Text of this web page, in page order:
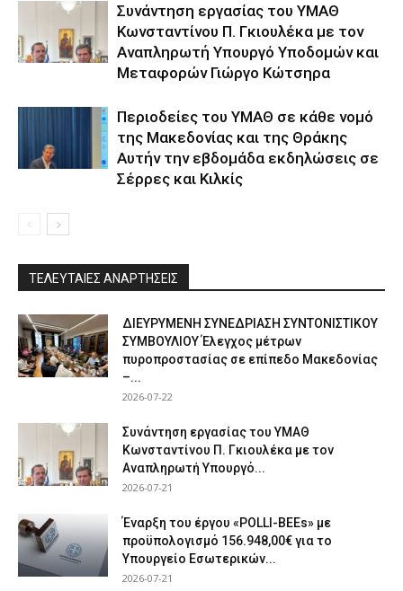
Συνάντηση εργασίας του ΥΜΑΘ
Κωνσταντίνου Π. Γκιουλέκα με τον
Αναπληρωτή Υπουργό Υποδομών και
Μεταφορών Γιώργο Κώτσηρα
Περιοδείες του ΥΜΑΘ σε κάθε νομό
της Μακεδονίας και της Θράκης
Αυτήν την εβδομάδα εκδηλώσεις σε
Σέρρες και Κιλκίς
ΤΕΛΕΥΤΑΙΕΣ ΑΝΑΡΤΗΣΕΙΣ
ΔΙΕΥΡΥΜΕΝΗ ΣΥΝΕΔΡΙΑΣΗ ΣΥΝΤΟΝΙΣΤΙΚΟΥ
ΣΥΜΒΟΥΛΙΟΥ Έλεγχος μέτρων
πυροπροστασίας σε επίπεδο Μακεδονίας
–...
2026-07-22
Συνάντηση εργασίας του ΥΜΑΘ
Κωνσταντίνου Π. Γκιουλέκα με τον
Αναπληρωτή Υπουργό...
2026-07-21
Έναρξη του έργου «POLLI-BEEs» με
προϋπολογισμό 156.948,00€ για το
Υπουργείο Εσωτερικών...
2026-07-21